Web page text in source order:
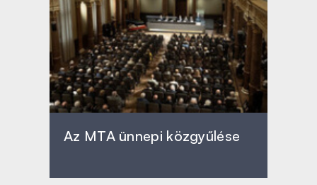
Az MTA ünnepi közgyűlése